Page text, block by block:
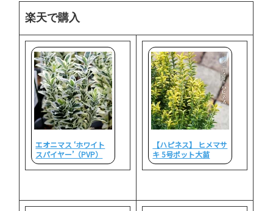
楽天で購入
エオニマス ‘ホワイト
スパイヤー’（PVP）
【ハピネス】 ヒメマサ
キ 5号ポット大苗